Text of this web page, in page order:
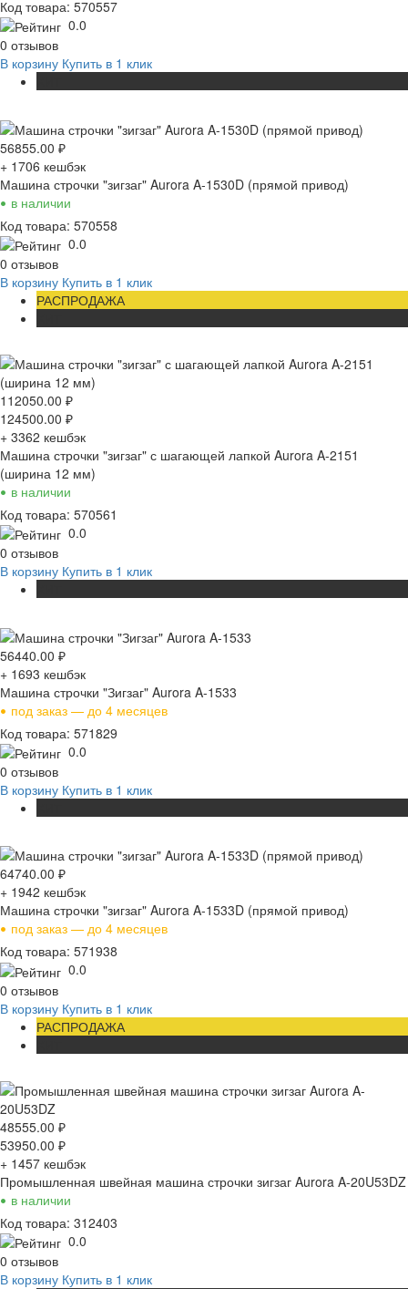
Код товара: 570557
0.0
0 отзывов
В корзину Купить в 1 клик
56855.00 ₽
+ 1706 кешбэк
Машина строчки "зигзаг" Aurora A-1530D (прямой привод)
• в наличии
Код товара: 570558
0.0
0 отзывов
В корзину Купить в 1 клик
РАСПРОДАЖА
112050.00 ₽
124500.00 ₽
+ 3362 кешбэк
Машина строчки "зигзаг" с шагающей лапкой Aurora A-2151
(ширина 12 мм)
• в наличии
Код товара: 570561
0.0
0 отзывов
В корзину Купить в 1 клик
56440.00 ₽
+ 1693 кешбэк
Машина строчки "Зигзаг" Aurora A-1533
• под заказ — до 4 месяцев
Код товара: 571829
0.0
0 отзывов
В корзину Купить в 1 клик
64740.00 ₽
+ 1942 кешбэк
Машина строчки "зигзаг" Aurora A-1533D (прямой привод)
• под заказ — до 4 месяцев
Код товара: 571938
0.0
0 отзывов
В корзину Купить в 1 клик
РАСПРОДАЖА
48555.00 ₽
53950.00 ₽
+ 1457 кешбэк
Промышленная швейная машина строчки зигзаг Aurora A-20U53DZ
• в наличии
Код товара: 312403
0.0
0 отзывов
В корзину Купить в 1 клик